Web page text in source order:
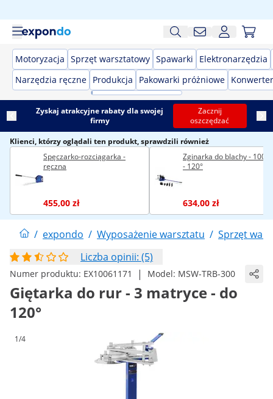
Motoryzacja Sprzęt warsztatowy Spawarki
Elektronarzędzia
Narzędzia ręczne Produkcja Pakowarki próżniowe
Zyskaj atrakcyjne rabaty dla swojej
firmy
Zacznij
oszczędzać
Klienci, którzy oglądali ten produkt, sprawdzili również
Spęczarko-rozciągarka -
ręczna
455,00 zł
Zginarka do blachy - 100
- 120°
634,00 zł
/ expondo / Wyposażenie warsztatu / Sprzęt
Liczba opinii: (5)
Numer produktu: EX10061171 | Model: MSW-TRB-300
Giętarka do rur - 3 matryce - do
120°
1/4